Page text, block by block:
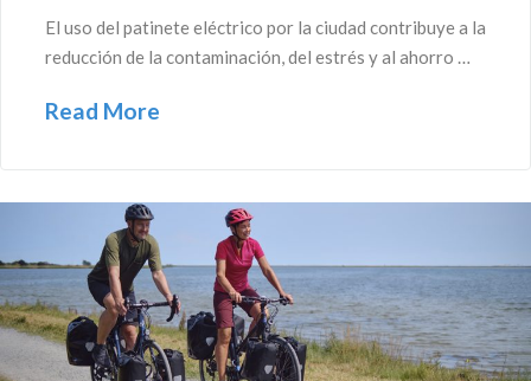
El uso del patinete eléctrico por la ciudad contribuye a la
reducción de la contaminación, del estrés y al ahorro …
Read More